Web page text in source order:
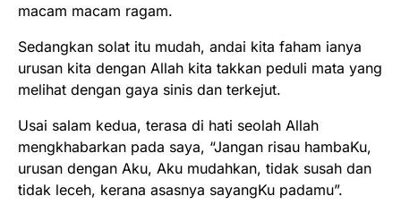
macam macam ragam.
Sedangkan solat itu mudah, andai kita faham ianya
urusan kita dengan Allah kita takkan peduli mata yang
melihat dengan gaya sinis dan terkejut.
Usai salam kedua, terasa di hati seolah Allah
mengkhabarkan pada saya, “Jangan risau hambaKu,
urusan dengan Aku, Aku mudahkan, tidak susah dan
tidak leceh, kerana asasnya sayangKu padamu”.